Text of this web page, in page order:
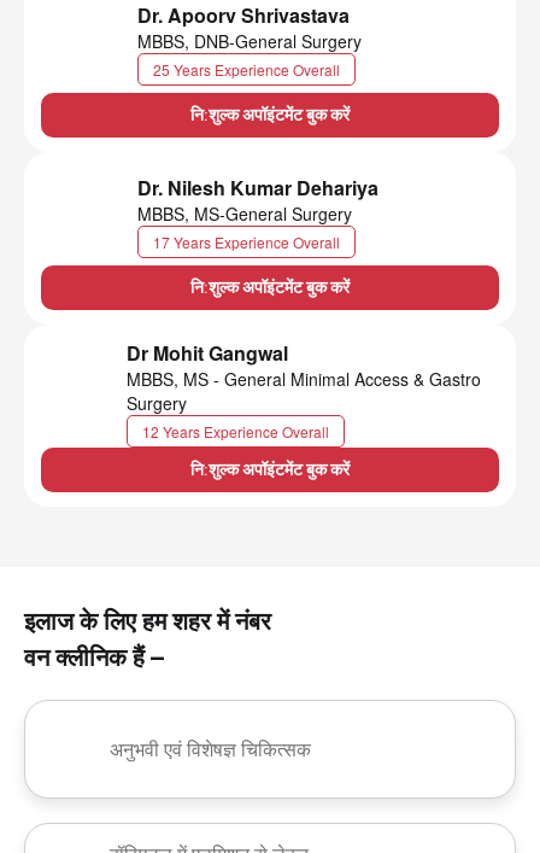
Dr. Apoorv Shrivastava
MBBS, DNB-General Surgery
25 Years Experience Overall
नि:शुल्क अपॉइंटमेंट बुक करें
Dr. Nilesh Kumar Dehariya
MBBS, MS-General Surgery
17 Years Experience Overall
नि:शुल्क अपॉइंटमेंट बुक करें
Dr Mohit Gangwal
MBBS, MS - General Minimal Access & Gastro
Surgery
12 Years Experience Overall
नि:शुल्क अपॉइंटमेंट बुक करें
इलाज के लिए हम शहर में नंबर
वन क्लीनिक हैं –
अनुभवी एवं विशेषज्ञ चिकित्सक